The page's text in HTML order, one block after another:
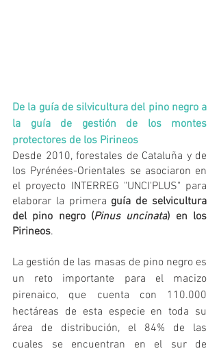
De la guía de silvicultura del pino negro a
la guía de gestión de los montes
protectores de los Pirineos
Desde 2010, forestales de Cataluña y de
los Pyrénées-Orientales se asociaron en
el proyecto INTERREG "UNCI'PLUS" para
elaborar la primera guía de selvicultura
del pino negro (Pinus uncinata) en los
Pirineos.
La gestión de las masas de pino negro es
un reto importante para el macizo
pirenaico, que cuenta con 110.000
hectáreas de esta especie en toda su
área de distribución, el 84% de las
cuales se encuentran en el sur de